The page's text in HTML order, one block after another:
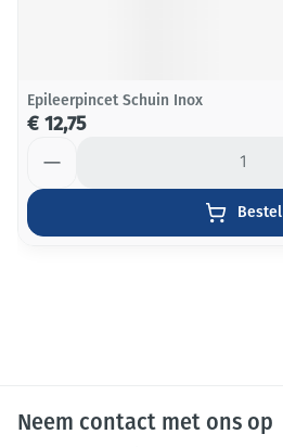
Epileerpincet Schuin Inox
€ 12,75
Bestel
Neem contact met ons op